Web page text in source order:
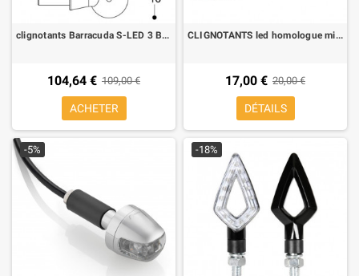
clignotants Barracuda S-LED 3 B-LUX Barracuda homologué (paire)
104,64 € 109,00 €
ACHETER
CLIGNOTANTS led homologue mini carbon look
17,00 € 20,00 €
DÉTAILS
-5% -18%